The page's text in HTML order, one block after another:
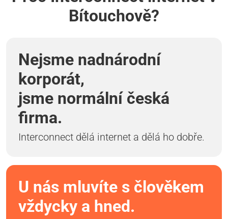
Bítouchově?
Nejsme nadnárodní
korporát,
jsme normální česká
firma.
Interconnect dělá internet a dělá ho dobře.
U nás mluvíte s člověkem
vždycky a hned.